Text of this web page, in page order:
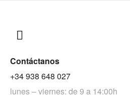
Contáctanos
+34 938 648 027
lunes – viernes: de 9 a 14:00h